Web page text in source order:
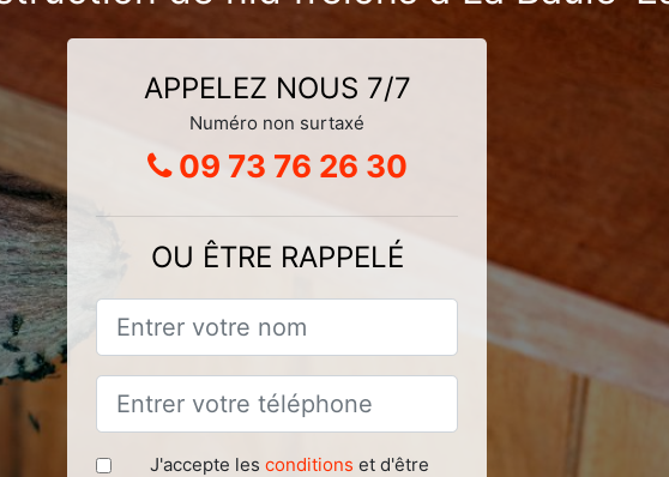
APPELEZ NOUS 7/7
Numéro non surtaxé
09 73 76 26 30
OU ÊTRE RAPPELÉ
J'accepte les conditions et d'être